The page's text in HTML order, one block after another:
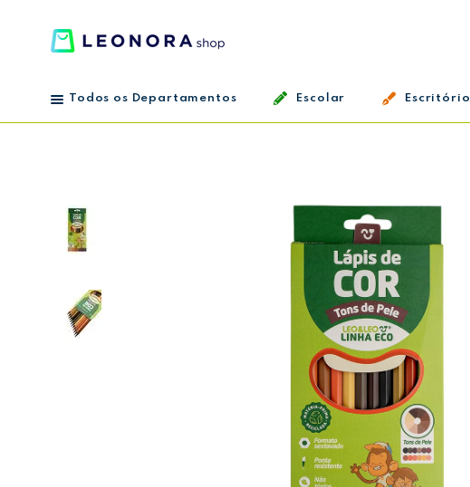
Todos os Departamentos Escolar Escritório